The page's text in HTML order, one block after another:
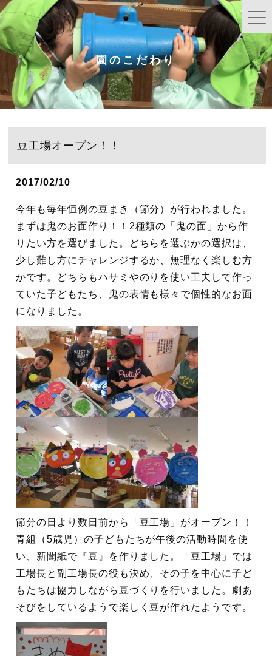
園のこだわり
豆工場オープン！！
2017/02/10
今年も毎年恒例の豆まき（節分）が行われました。
まずは鬼のお面作り！！2種類の「鬼の面」から作
りたい方を選びました。どちらを選ぶかの選択は、
少し難し方にチャレンジするか、無理なく楽しむ方
かです。どちらもハサミやのりを使い工夫して作っ
ていた子どもたち、鬼の表情も様々で個性的なお面
になりました。
節分の日より数日前から「豆工場」がオープン！！
青組（5歳児）の子どもたちが午後の活動時間を使
い、新聞紙で『豆』を作りました。「豆工場」では
工場長と副工場長の役も決め、その子を中心に子ど
もたちは協力しながら豆づくりを行いました。劇あ
そびをしているようで楽しく豆が作れたようです。